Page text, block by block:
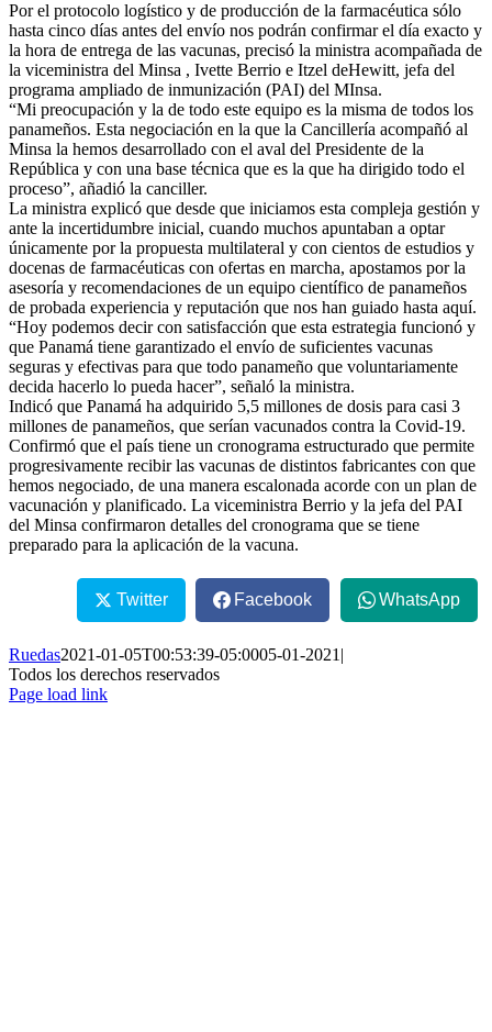
Por el protocolo logístico y de producción de la farmacéutica sólo
hasta cinco días antes del envío nos podrán confirmar el día exacto y
la hora de entrega de las vacunas, precisó la ministra acompañada de
la viceministra del Minsa , Ivette Berrio e Itzel deHewitt, jefa del
programa ampliado de inmunización (PAI) del MInsa.
“Mi preocupación y la de todo este equipo es la misma de todos los
panameños. Esta negociación en la que la Cancillería acompañó al
Minsa la hemos desarrollado con el aval del Presidente de la
República y con una base técnica que es la que ha dirigido todo el
proceso”, añadió la canciller.
La ministra explicó que desde que iniciamos esta compleja gestión y
ante la incertidumbre inicial, cuando muchos apuntaban a optar
únicamente por la propuesta multilateral y con cientos de estudios y
docenas de farmacéuticas con ofertas en marcha, apostamos por la
asesoría y recomendaciones de un equipo científico de panameños
de probada experiencia y reputación que nos han guiado hasta aquí.
“Hoy podemos decir con satisfacción que esta estrategia funcionó y
que Panamá tiene garantizado el envío de suficientes vacunas
seguras y efectivas para que todo panameño que voluntariamente
decida hacerlo lo pueda hacer”, señaló la ministra.
Indicó que Panamá ha adquirido 5,5 millones de dosis para casi 3
millones de panameños, que serían vacunados contra la Covid-19.
Confirmó que el país tiene un cronograma estructurado que permite
progresivamente recibir las vacunas de distintos fabricantes con que
hemos negociado, de una manera escalonada acorde con un plan de
vacunación y planificado. La viceministra Berrio y la jefa del PAI
del Minsa confirmaron detalles del cronograma que se tiene
preparado para la aplicación de la vacuna.
Twitter Facebook WhatsApp
Ruedas2021-01-05T00:53:39-05:0005-01-2021 |
Todos los derechos reservados
Page load link